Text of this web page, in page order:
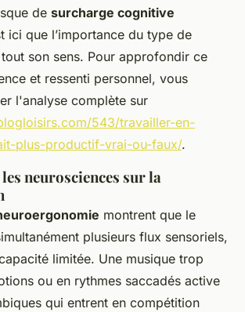
de surcharge cognitive
ici que l’importance du type de
son sens. Pour approfondir ce
et ressenti personnel, vous
l'analyse complète sur
543/travailler-en-
plus-productif-vrai-ou-faux/.
neurosciences sur la
montrent que le
plusieurs flux sensoriels,
limitée. Une musique trop
ou en rythmes saccadés active
qui entrent en compétition